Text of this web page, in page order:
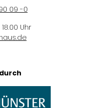
09 -0
Uhr